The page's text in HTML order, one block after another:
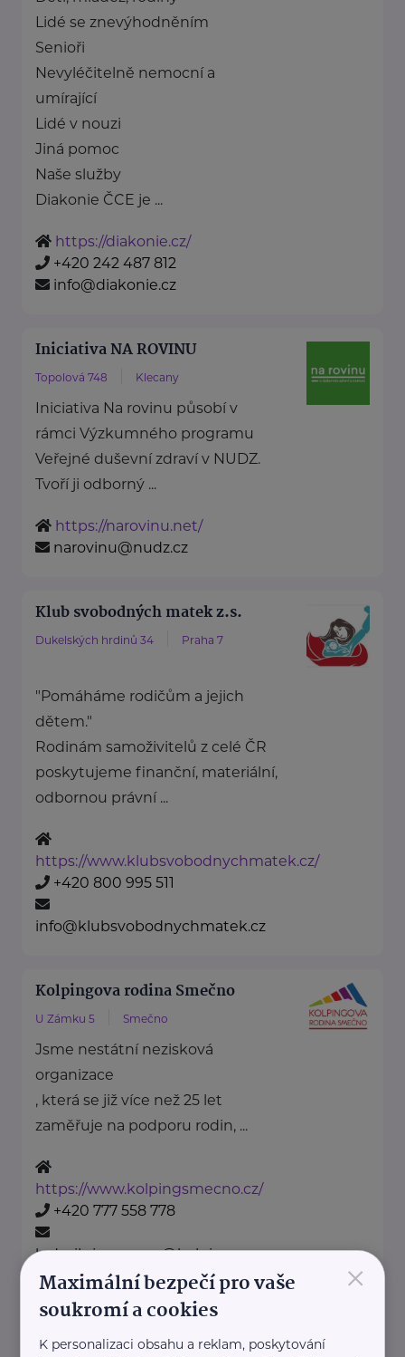
Lidé se znevýhodněním
Senioři
Nevyléčitelně nemocní a
umírající
Lidé v nouzi
Jiná pomoc
Naše služby
Diakonie ČCE je ...
https://diakonie.cz/
+420 242 487 812
info@diakonie.cz
Iniciativa NA ROVINU
Topolová 748 Klecany
Iniciativa Na rovinu působí v
rámci Výzkumného programu
Veřejné duševní zdraví v NUDZ.
Tvoří ji odborný ...
https://narovinu.net/
narovinu@nudz.cz
Klub svobodných matek z.s.
Dukelských hrdinů 34 Praha 7
"Pomáháme rodičům a jejich
dětem."
Rodinám samoživitelů z celé ČR
poskytujeme finanční, materiální,
odbornou právní ...
https://www.klubsvobodnychmatek.cz/
+420 800 995 511
info@klubsvobodnychmatek.cz
Kolpingova rodina Smečno
U Zámku 5 Smečno
Jsme nestátní nezisková
organizace
, která se již více než 25 let
zaměřuje na podporu rodin, ...
https://www.kolpingsmecno.cz/
+420 777 558 778
ludmila.janzurova@kolpingsmecno.cz
Ministerstvo práce a sociálních věcí ČR
Na Poříčním právu 1/376 Praha 2
×
Maximální bezpečí pro vaše
soukromí a cookies
K personalizaci obsahu a reklam, poskytování